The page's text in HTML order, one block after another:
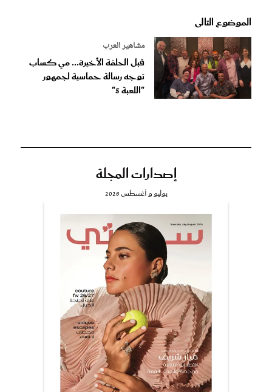
الموضوع التالى
مشاهير العرب
قبل الحلقة الأخيرة... مي كساب
توجه رسالة حماسية لجمهور
"اللعبة 5"
إصدارات المجلة
يوليو و أغسطس 2026